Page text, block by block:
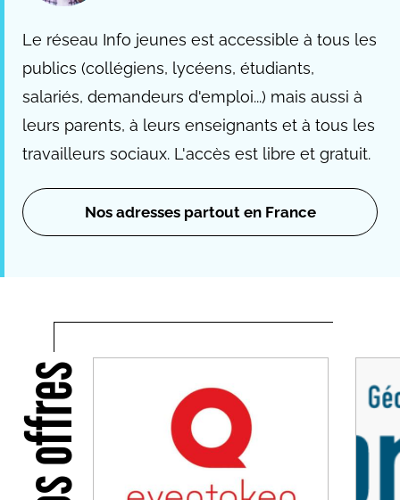
Le réseau Info jeunes est accessible à tous les
publics (collégiens, lycéens, étudiants,
salariés, demandeurs d'emploi...) mais aussi à
leurs parents, à leurs enseignants et à tous les
travailleurs sociaux. L'accès est libre et gratuit.
Nos adresses partout en France
Nos offres